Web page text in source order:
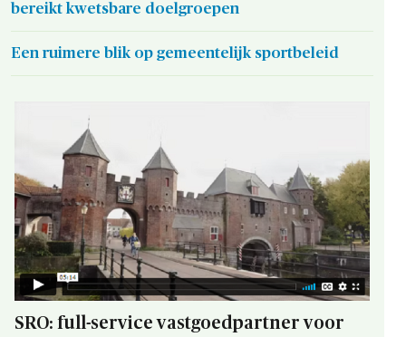
bereikt kwetsbare doelgroepen
Een ruimere blik op gemeentelijk sportbeleid
SRO: full-service vastgoedpartner voor